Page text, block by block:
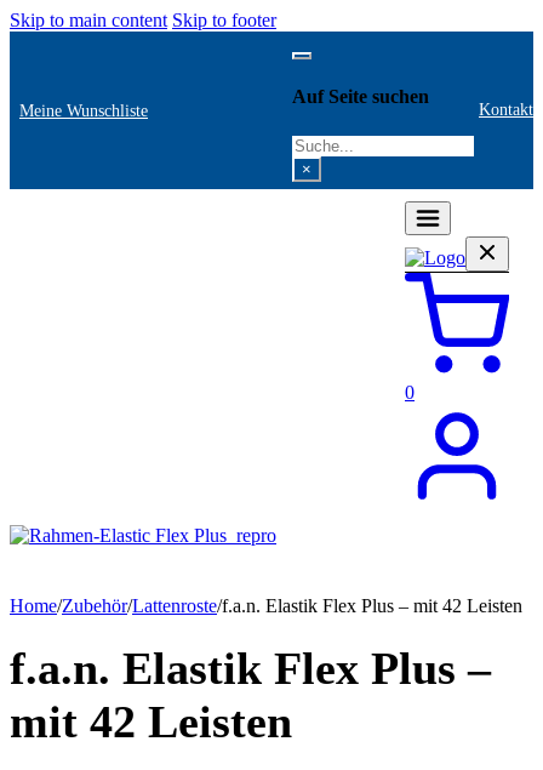
Skip to main content Skip to footer
Meine Wunschliste
Auf Seite suchen
Search
×
Kontakt
0
Home/Zubehör/Lattenroste/f.a.n. Elastik Flex Plus – mit 42 Leisten
f.a.n. Elastik Flex Plus –
mit 42 Leisten